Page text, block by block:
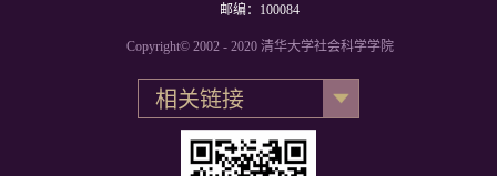
邮编：100084
Copyright© 2002 - 2020 清华大学社会科学学院